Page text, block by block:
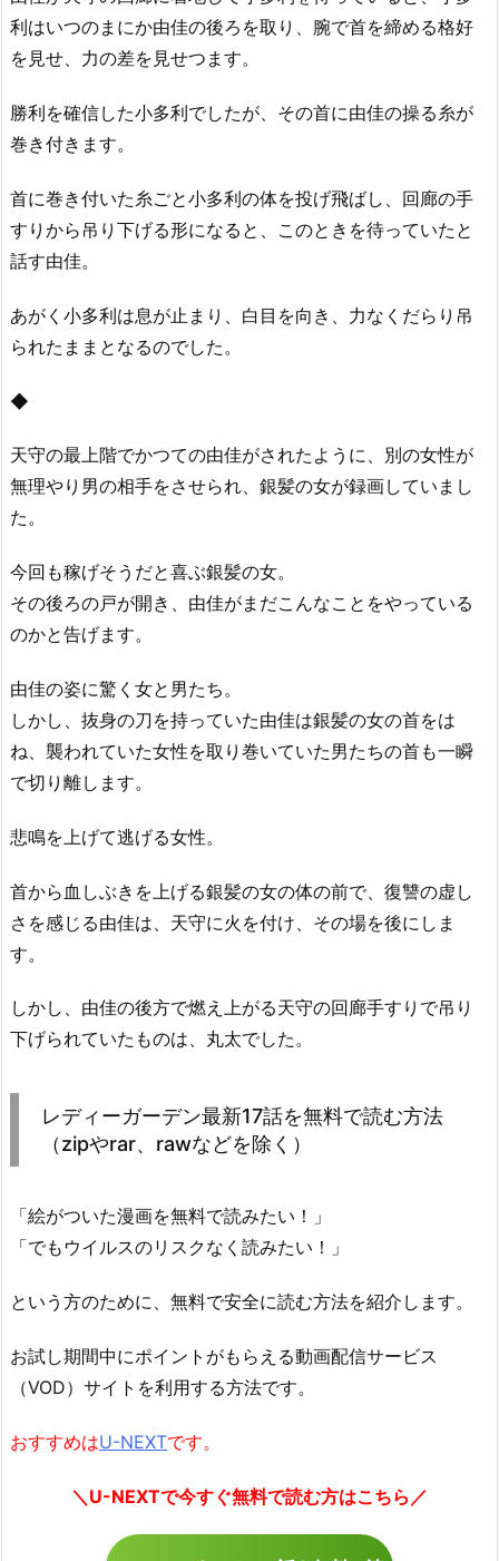
利はいつのまにか由佳の後ろを取り、腕で首を締める格好
を見せ、力の差を見せつます。
勝利を確信した小多利でしたが、その首に由佳の操る糸が
巻き付きます。
首に巻き付いた糸ごと小多利の体を投げ飛ばし、回廊の手
すりから吊り下げる形になると、このときを待っていたと
話す由佳。
あがく小多利は息が止まり、白目を向き、力なくだらり吊
られたままとなるのでした。
◆
天守の最上階でかつての由佳がされたように、別の女性が
無理やり男の相手をさせられ、銀髪の女が録画していまし
た。
今回も稼げそうだと喜ぶ銀髪の女。
その後ろの戸が開き、由佳がまだこんなことをやっている
のかと告げます。
由佳の姿に驚く女と男たち。
しかし、抜身の刀を持っていた由佳は銀髪の女の首をは
ね、襲われていた女性を取り巻いていた男たちの首も一瞬
で切り離します。
悲鳴を上げて逃げる女性。
首から血しぶきを上げる銀髪の女の体の前で、復讐の虚し
さを感じる由佳は、天守に火を付け、その場を後にしま
す。
しかし、由佳の後方で燃え上がる天守の回廊手すりで吊り
下げられていたものは、丸太でした。
レディーガーデン最新17話を無料で読む方法
（zipやrar、rawなどを除く）
「絵がついた漫画を無料で読みたい！」
「でもウイルスのリスクなく読みたい！」
という方のために、無料で安全に読む方法を紹介します。
お試し期間中にポイントがもらえる動画配信サービス
（VOD）サイトを利用する方法です。
おすすめはU-NEXTです。
＼U-NEXTで今すぐ無料で読む方はこちら／